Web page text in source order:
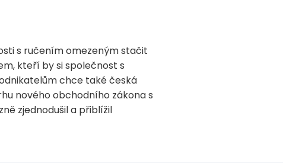
s ručením omezeným stačit
kteří by si společnost s
chce také česká
nového obchodního zákona s
zjednodušil a přiblížil